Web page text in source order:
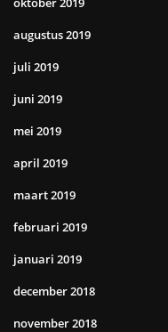
augustus 2019
juli 2019
juni 2019
mei 2019
april 2019
maart 2019
februari 2019
januari 2019
december 2018
november 2018